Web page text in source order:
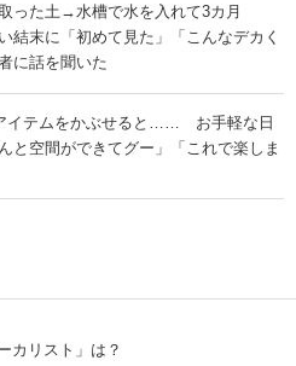
った土→水槽で水を入れて3カ月
末に「初めて見た」「こんなデカく
に話を聞いた
イテムをかぶせると…… お手軽な日
と空間ができてグー」「これで楽しま
カリスト」は？